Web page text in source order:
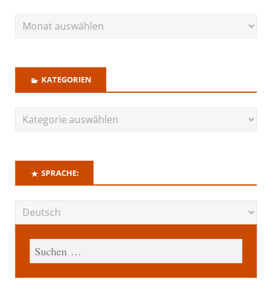
KATEGORIEN
SPRACHE: